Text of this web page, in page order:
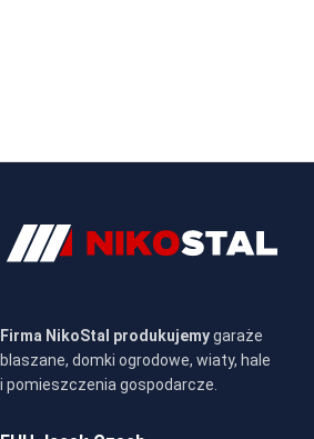
Firma NikoStal produkujemygaraże
blaszane, domki ogrodowe, wiaty, hale
i pomieszczenia gospodarcze.